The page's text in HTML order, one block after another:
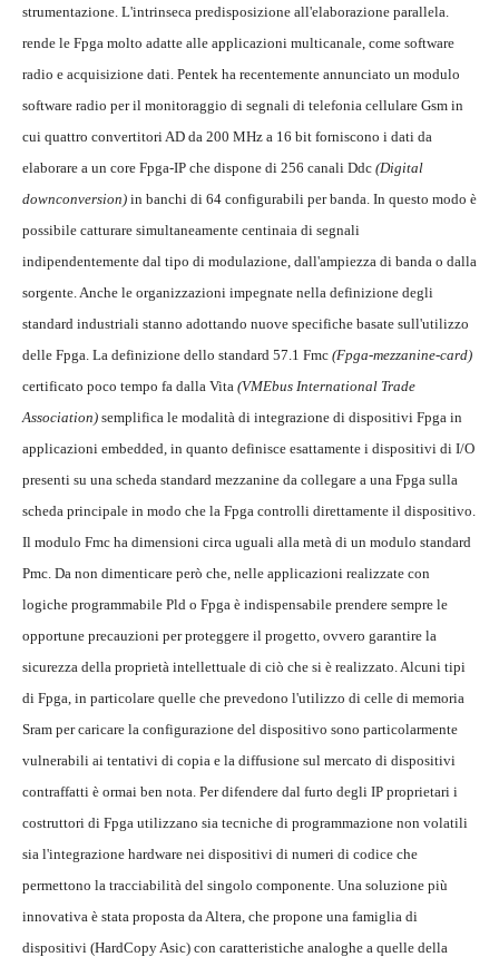
strumentazione. L'intrinseca predisposizione all'elaborazione parallela.
rende le Fpga molto adatte alle applicazioni multicanale, come software
radio e acquisizione dati. Pentek ha recentemente annunciato un modulo
software radio per il monitoraggio di segnali di telefonia cellulare Gsm in
cui quattro convertitori AD da 200 MHz a 16 bit forniscono i dati da
elaborare a un core Fpga-IP che dispone di 256 canali Ddc (Digital
downconversion) in banchi di 64 configurabili per banda. In questo modo è
possibile catturare simultaneamente centinaia di segnali
indipendentemente dal tipo di modulazione, dall'ampiezza di banda o dalla
sorgente. Anche le organizzazioni impegnate nella definizione degli
standard industriali stanno adottando nuove specifiche basate sull'utilizzo
delle Fpga. La definizione dello standard 57.1 Fmc (Fpga-mezzanine-card)
certificato poco tempo fa dalla Vita (VMEbus International Trade
Association) semplifica le modalità di integrazione di dispositivi Fpga in
applicazioni embedded, in quanto definisce esattamente i dispositivi di I/O
presenti su una scheda standard mezzanine da collegare a una Fpga sulla
scheda principale in modo che la Fpga controlli direttamente il dispositivo.
Il modulo Fmc ha dimensioni circa uguali alla metà di un modulo standard
Pmc. Da non dimenticare però che, nelle applicazioni realizzate con
logiche programmabile Pld o Fpga è indispensabile prendere sempre le
opportune precauzioni per proteggere il progetto, ovvero garantire la
sicurezza della proprietà intellettuale di ciò che si è realizzato. Alcuni tipi
di Fpga, in particolare quelle che prevedono l'utilizzo di celle di memoria
Sram per caricare la configurazione del dispositivo sono particolarmente
vulnerabili ai tentativi di copia e la diffusione sul mercato di dispositivi
contraffatti è ormai ben nota. Per difendere dal furto degli IP proprietari i
costruttori di Fpga utilizzano sia tecniche di programmazione non volatili
sia l'integrazione hardware nei dispositivi di numeri di codice che
permettono la tracciabilità del singolo componente. Una soluzione più
innovativa è stata proposta da Altera, che propone una famiglia di
dispositivi (HardCopy Asic) con caratteristiche analoghe a quelle della